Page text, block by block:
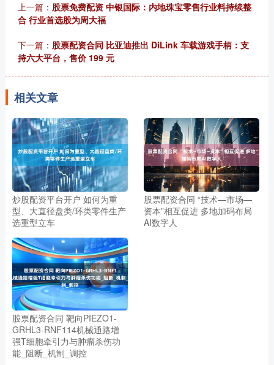
上一篇： 股票免费配资 中银国际：内地珠宝零售行业料持续整
合 行业首选股为周大福
下一篇： 股票配资合同 比亚迪推出 DiLink 车载游戏手柄：支
持六大平台，售价 199 元
相关文章
炒股配资平台开户 如何为重
型、大直径盘类/环类零件生产
选重型立车
股票配资合同 “技术—市场—
资本”相互促进 多地加码布局
AI数字人
股票配资合同 靶向PIEZO1-
GRHL3-RNF114机械通路增
强T细胞牵引力与肿瘤杀伤功
能_阻断_机制_调控